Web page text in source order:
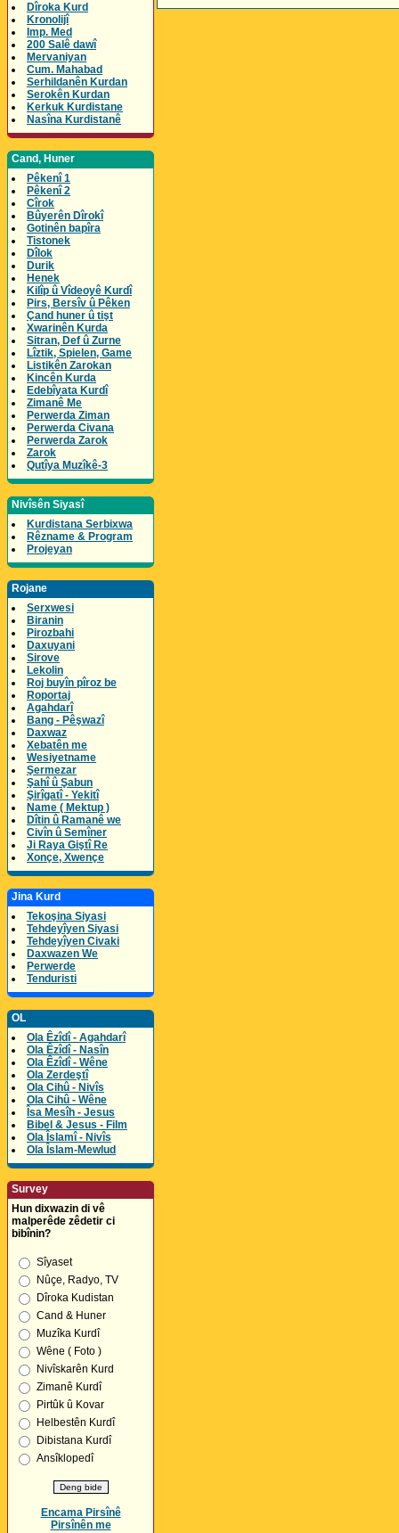
Dîroka Kurd
Kronolijî
Imp. Med
200 Salê dawî
Mervaniyan
Cum. Mahabad
Serhildanên Kurdan
Serokên Kurdan
Kerkuk Kurdistane
Nasîna Kurdistanê
Cand, Huner
Pêkenî 1
Pêkenî 2
Cîrok
Bûyerên Dîrokî
Gotinên bapîra
Tistonek
Dîlok
Durik
Henek
Kilîp û Vîdeoyê Kurdî
Pirs, Bersîv û Pêken
Çand huner û tişt
Xwarinên Kurda
Sitran, Def û Zurne
Lîztik, Spielen, Game
Listikên Zarokan
Kincên Kurda
Edebîyata Kurdî
Zimanê Me
Perwerda Ziman
Perwerda Civana
Perwerda Zarok
Zarok
Qutîya Muzîkê-3
Nivîsên Siyasî
Kurdistana Serbixwa
Rêzname & Program
Projeyan
Rojane
Serxwesi
Biranin
Pirozbahi
Daxuyani
Sirove
Lekolin
Roj buyîn pîroz be
Roportaj
Agahdarî
Bang - Pêşwazî
Daxwaz
Xebatên me
Wesiyetname
Şermezar
Şahî û Şabun
Şirîgatî - Yekitî
Name ( Mektup )
Dîtin û Ramanê we
Civîn û Semîner
Ji Raya Giştî Re
Xonçe, Xwençe
Jina Kurd
Tekoşina Siyasi
Tehdeyîyen Siyasi
Tehdeyîyen Civaki
Daxwazen We
Perwerde
Tenduristi
OL
Ola Êzîdî - Agahdarî
Ola Êzîdî - Nasîn
Ola Êzîdî - Wêne
Ola Zerdeştî
Ola Cihû - Nivîs
Ola Cihû - Wêne
Îsa Mesîh - Jesus
Bibel & Jesus - Film
Ola Îslamî - Nivîs
Ola Îslam-Mewlud
Survey
Hun dixwazin di vê
malperêde zêdetir ci
bibînin?
Sîyaset
Nûçe, Radyo, TV
Dîroka Kudistan
Cand & Huner
Muzîka Kurdî
Wêne ( Foto )
Nivîskarên Kurd
Zimanê Kurdî
Pirtûk û Kovar
Helbestên Kurdî
Dibistana Kurdî
Ansîklopedî
Encama Pirsînê
Pirsînên me